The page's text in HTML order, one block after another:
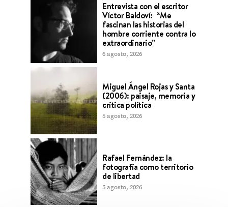
Entrevista con el escritor
Víctor Baldoví: “Me
fascinan las historias del
hombre corriente contra lo
extraordinario”
6 agosto, 2026
Miguel Ángel Rojas y Santa
(2006): paisaje, memoria y
crítica política
5 agosto, 2026
Rafael Fernández: la
fotografía como territorio
de libertad
5 agosto, 2026